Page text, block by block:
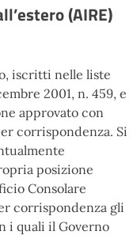
(AIRE)
iscritti nelle liste
2001, n. 459, e
approvato con
corrispondenza. Si
posizione
Consolare
corrispondenza gli
i quali il Governo